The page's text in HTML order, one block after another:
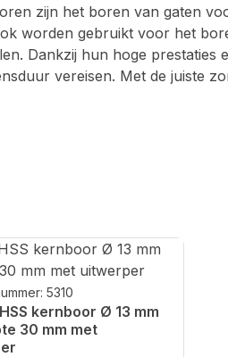
zijn het boren van gaten
worden gebruikt voor het
Dankzij hun hoge
vereisen. Met de juiste
5310
kernboor Ø 13 mm
30 mm met